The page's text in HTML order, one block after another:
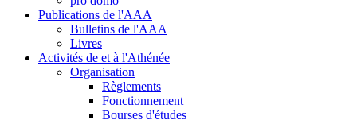
Publications de l'AAA
Bulletins de l'AAA
Livres
Activités de et à l'Athénée
Organisation
Règlements
Fonctionnement
Bourses d'études